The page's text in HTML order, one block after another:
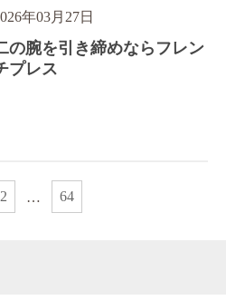
年03月27日
の腕を引き締めならフレン
プレス
2 … 64